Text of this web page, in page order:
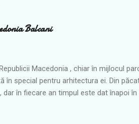
Balcani
Macedonia , chiar în mijlocul
în special pentru arhitectura ei. Din
dar în fiecare an timpul este dat înapoi
să îşi amintească de un mod de viaţă